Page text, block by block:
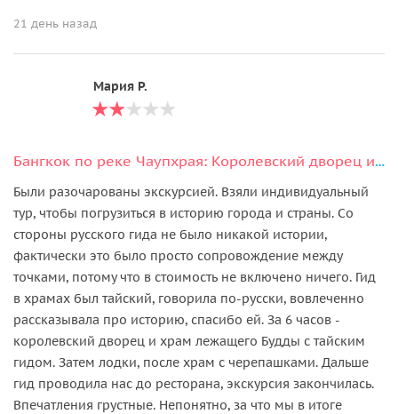
21 день назад
Мария Р.
Бангкок по реке Чаупхрая: Королевский дворец и храмы
Были разочарованы экскурсией. Взяли индивидуальный
тур, чтобы погрузиться в историю города и страны. Со
стороны русского гида не было никакой истории,
фактически это было просто сопровождение между
точками, потому что в стоимость не включено ничего. Гид
в храмах был тайский, говорила по-русски, вовлеченно
рассказывала про историю, спасибо ей. За 6 часов -
королевский дворец и храм лежащего Будды с тайским
гидом. Затем лодки, после храм с черепашками. Дальше
гид проводила нас до ресторана, экскурсия закончилась.
Впечатления грустные. Непонятно, за что мы в итоге